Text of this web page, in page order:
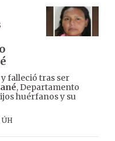
falleció tras ser
, Departamento
huérfanos y su